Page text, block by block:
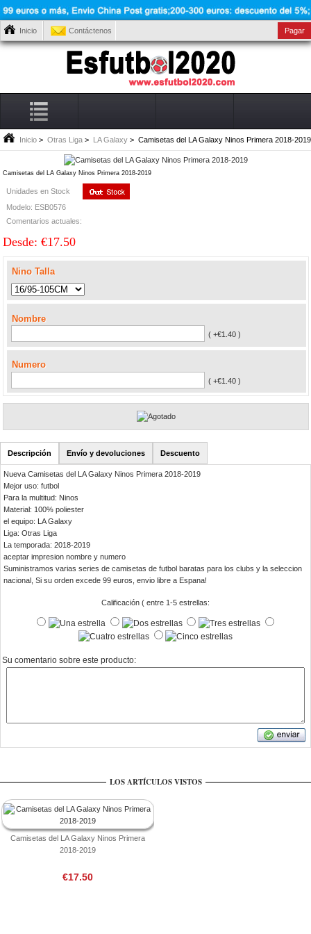
Inicio Contáctenos Pagar
Inicio > Otras Liga > LA Galaxy > Camisetas del LA Galaxy Ninos Primera 2018-2019
Camisetas del LA Galaxy Ninos Primera 2018-2019
Unidades en Stock
Modelo: ESB0576
Comentarios actuales:
Desde: €17.50
Nino Talla
Nombre
( +€1.40 )
Numero
( +€1.40 )
Descripción Envío y devoluciones Descuento
Nueva Camisetas del LA Galaxy Ninos Primera 2018-2019
Mejor uso: futbol
Para la multitud: Ninos
Material: 100% poliester
el equipo: LA Galaxy
Liga: Otras Liga
La temporada: 2018-2019
aceptar impresion nombre y numero
Suministramos varias series de camisetas de futbol baratas para los clubs y la seleccion
nacional, Si su orden excede 99 euros, envio libre a Espana!
Calificación ( entre 1-5 estrellas:
Su comentario sobre este producto:
LOS ARTÍCULOS VISTOS
Camisetas del LA Galaxy Ninos Primera
2018-2019
€17.50